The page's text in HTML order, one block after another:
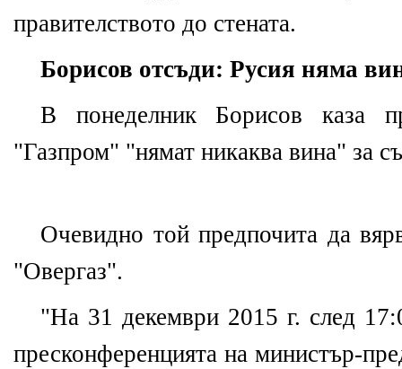
правителството до стената.
Борисов отсъди: Русия няма
В понеделник Борисов каза
"Газпром" "нямат никаква вина" за
Очевидно той предпочита да
"Овергаз".
"На 31 декември 2015 г. след
пресконференцията на министър-